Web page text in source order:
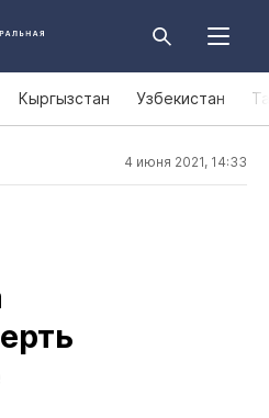
Кыргызстан Узбекистан
4 июня 2021, 14:33